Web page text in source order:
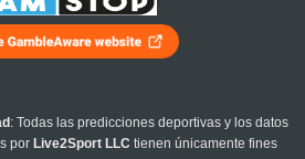
: Todas las predicciones deportivas y los datos
por Live2Sport LLC tienen únicamente fines